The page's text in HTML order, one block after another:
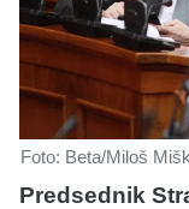
Foto: Beta/Miloš
Predsednik